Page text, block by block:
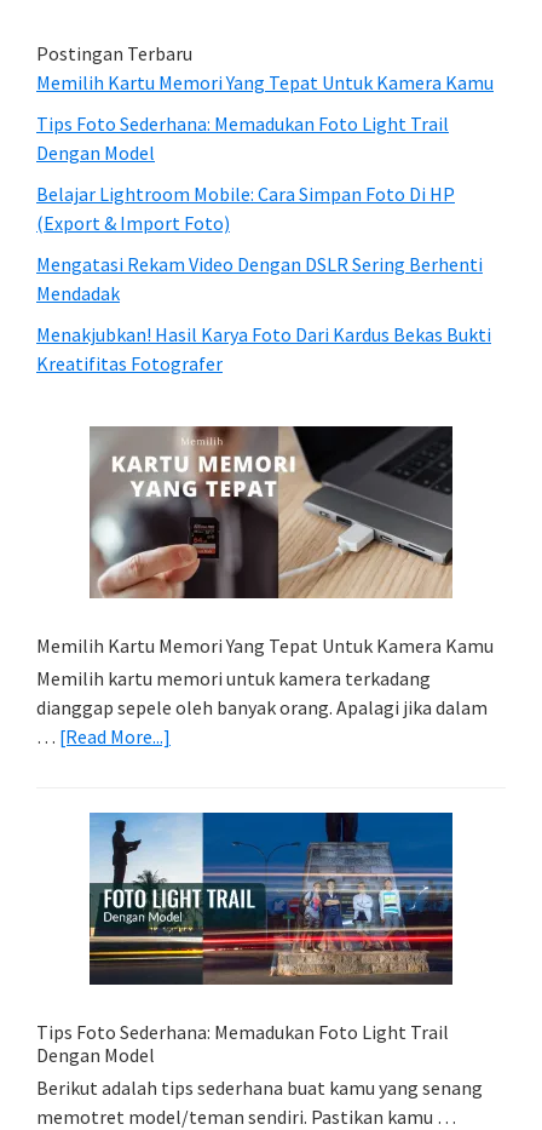
Postingan Terbaru
Memilih Kartu Memori Yang Tepat Untuk Kamera Kamu
Tips Foto Sederhana: Memadukan Foto Light Trail
Dengan Model
Belajar Lightroom Mobile: Cara Simpan Foto Di HP
(Export & Import Foto)
Mengatasi Rekam Video Dengan DSLR Sering Berhenti
Mendadak
Menakjubkan! Hasil Karya Foto Dari Kardus Bekas Bukti
Kreatifitas Fotografer
Memilih Kartu Memori Yang Tepat Untuk Kamera Kamu
Memilih kartu memori untuk kamera terkadang
dianggap sepele oleh banyak orang. Apalagi jika dalam
… [Read More...]
Memori
Tepat
Untuk
Kamera
Kamu
Tips Foto Sederhana: Memadukan Foto Light Trail
Dengan Model
Berikut adalah tips sederhana buat kamu yang senang
memotret model/teman sendiri. Pastikan kamu …